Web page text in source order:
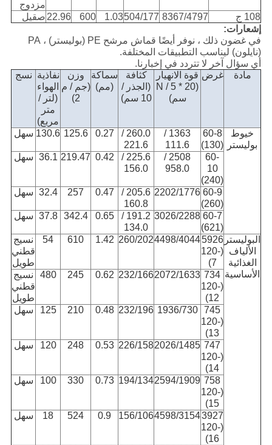
مزدوج
108 ج
8367/4797
504/177
1.03
600
22.96صقيل
إشعارات:
في غضون ذلك ، نوفر أيضًا قماش مرشح PE (بوليستر) ، PA
(نايلون) ليناسب التطبيقات المختلفة.
أي سؤال آخر لا تتردد في إخبارنا.
مادة
غرض قوة الانهيار
(N / 5 * 20
سم)
كثافة
(الجذر /
10 سم)
سماكة
(مم)
وزن
(جم / م
2)
نفاذية
الهواء
(لتر /
متر
مربع)
نسج
خيوط
بوليستر
60-8
(130)
1363 /
111.6
260.0 /
221.6
0.27
125.6
130.6 سهل
60-
10
(240)
2508 /
958.0
225.6 /
156.0
0.42
219.47
36.1 سهل
60-9
(260)
2202/1776
205.6 /
160.8
0.47
257
32.4 سهل
60-7
(621)
3026/2288
191.2 /
134.0
0.65
342.4
37.8 سهل
البوليستر
الألياف
الغذائية
الأساسية
5926
(120-
7)
4498/4044
260/202
1.42
610
54
نسيج
قطني
طويل
734
(120-
12)
2072/1633
232/166
0.62
245
480
نسيج
قطني
طويل
745
(120-
13)
1936/730
232/196
0.48
210
125 سهل
747
(120-
14)
2026/1485
226/158
0.53
248
120 سهل
758
(120-
15)
2594/1909
194/134
0.73
330
100 سهل
3927
(120-
16)
4598/3154
156/106
0.9
524
18 سهل